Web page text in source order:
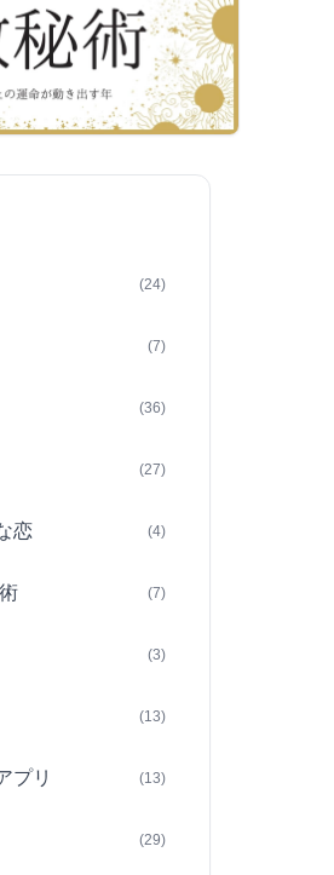
(24)
(7)
(36)
(27)
恋 (4)
(7)
(3)
(13)
プリ (13)
(29)